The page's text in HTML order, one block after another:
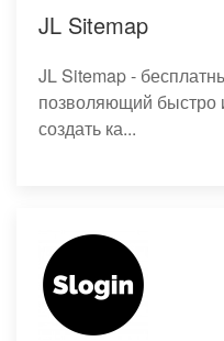
JL Sitemap
JL Sitemap -
позволяющий быстро
создать ка...